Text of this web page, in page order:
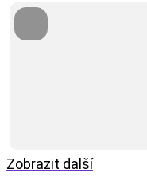
Zobrazit další